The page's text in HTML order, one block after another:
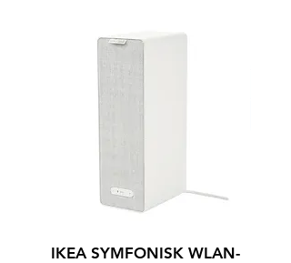
IKEA SYMFONISK WLAN-